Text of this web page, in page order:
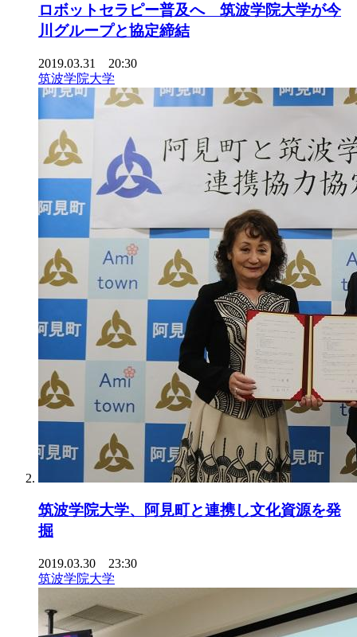
ロボットセラピー普及へ 筑波学院大学が今
川グループと協定締結
2019.03.31 20:30
筑波学院大学
筑波学院大学、阿見町と連携し文化資源を発
掘
2019.03.30 23:30
筑波学院大学